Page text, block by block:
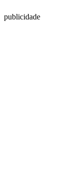
publicidade